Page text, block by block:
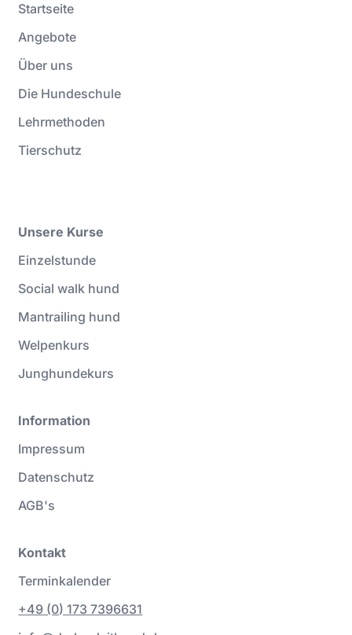
Startseite
Angebote
Über uns
Die Hundeschule
Lehrmethoden
Tierschutz
Unsere Kurse
Einzelstunde
Social walk hund
Mantrailing hund
Welpenkurs
Junghundekurs
Information
Impressum
Datenschutz
AGB's
Kontakt
Terminkalender
+49 (0) 173 7396631